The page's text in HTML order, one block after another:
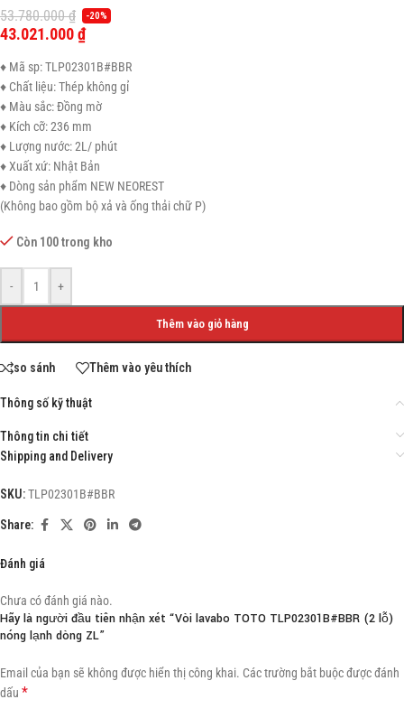
53.780.000₫ -20%
43.021.000₫
♦ Mã sp: TLP02301B#BBR
♦ Chất liệu: Thép không gỉ
♦ Màu sắc: Đồng mờ
♦ Kích cỡ: 236 mm
♦ Lượng nước: 2L/ phút
♦ Xuất xứ: Nhật Bản
♦ Dòng sản phẩm NEW NEOREST
(Không bao gồm bộ xả và ống thải chữ P)
Còn 100 trong kho
- +
Thêm vào giỏ hàng
so sánh Thêm vào yêu thích
Thông số kỹ thuật
Thông tin chi tiết
Shipping and Delivery
SKU:TLP02301B#BBR
Share:
Đánh giá
Chưa có đánh giá nào.
Hãy là người đầu tiên nhận xét “Vòi lavabo TOTO TLP02301B#BBR (2 lỗ)
nóng lạnh dòng ZL”
Email của bạn sẽ không được hiển thị công khai. Các trường bắt buộc được đánh
dấu *